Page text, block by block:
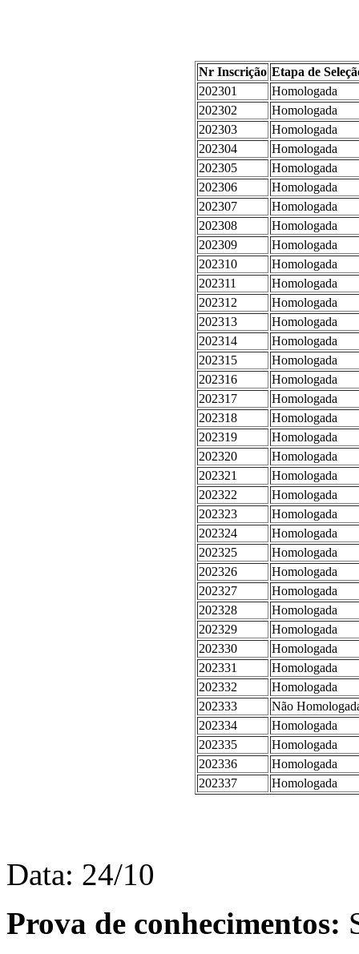
Nr Inscrição Etapa de
202301
Homologada
202302
Homologada
202303
Homologada
202304
Homologada
202305
Homologada
202306
Homologada
202307
Homologada
202308
Homologada
202309
Homologada
202310
Homologada
202311
Homologada
202312
Homologada
202313
Homologada
202314
Homologada
202315
Homologada
202316
Homologada
202317
Homologada
202318
Homologada
202319
Homologada
202320
Homologada
202321
Homologada
202322
Homologada
202323
Homologada
202324
Homologada
202325
Homologada
202326
Homologada
202327
Homologada
202328
Homologada
202329
Homologada
202330
Homologada
202331
Homologada
202332
Homologada
202333
Não
202334
Homologada
202335
Homologada
202336
Homologada
202337
Homologada
Data: 24/10
Prova de conhecimentos: